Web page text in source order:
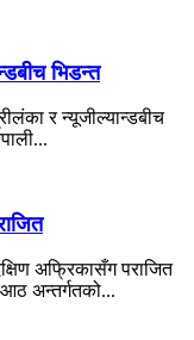
भिडन्त
र न्यूजील्यान्डबीच
अफ्रिकासँग पराजित
अन्तर्गतको...